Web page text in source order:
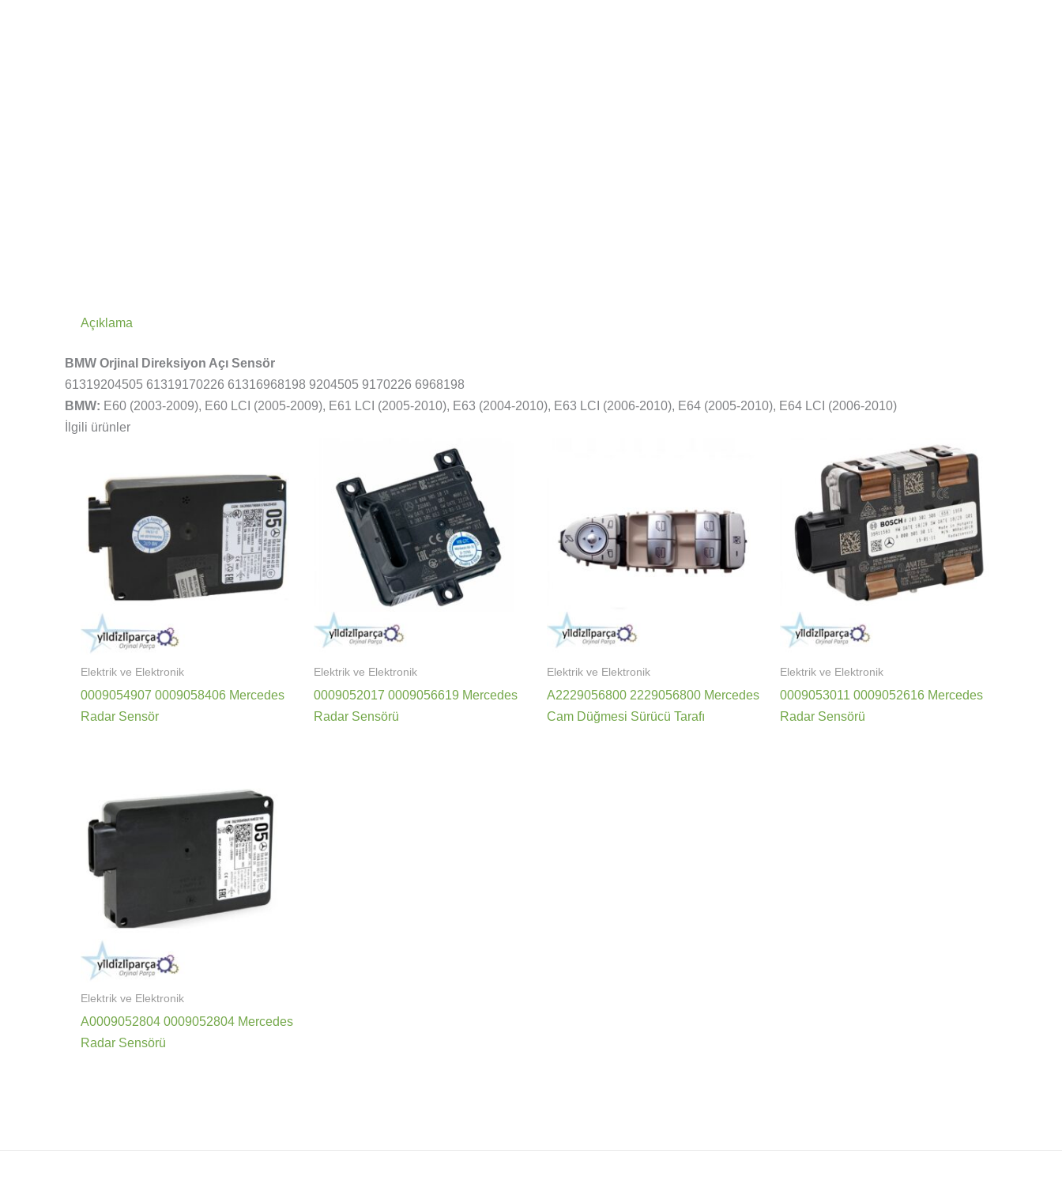
Açıklama
BMW Orjinal Direksiyon Açı Sensör
61319204505 61319170226 61316968198 9204505 9170226 6968198
BMW: E60 (2003-2009), E60 LCI (2005-2009), E61 LCI (2005-2010), E63 (2004-2010), E63 LCI (2006-2010), E64 (2005-2010), E64 LCI (2006-2010)
İlgili ürünler
Elektrik ve Elektronik
0009054907 0009058406 Mercedes
Radar Sensör
Elektrik ve Elektronik
0009052017 0009056619 Mercedes
Radar Sensörü
Elektrik ve Elektronik
A2229056800 2229056800 Mercedes
Cam Düğmesi Sürücü Tarafı
Elektrik ve Elektronik
0009053011 0009052616 Mercedes
Radar Sensörü
Elektrik ve Elektronik
A0009052804 0009052804 Mercedes
Radar Sensörü